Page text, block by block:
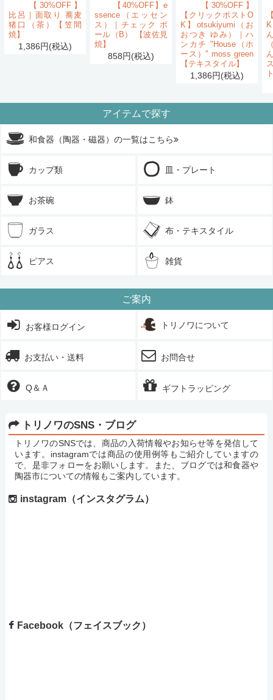
【30%OFF】
比呂｜面取り 蕎麦
猪口（茶）【笠間
焼】
1,386円(税込)
【40%OFF】e
ssence（エッセン
ス）｜チェック ボ
ール（B） 【波佐見
焼】
858円(税込)
【30%OFF】
【クリックポストO
K】otsukiyumi（お
おつき ゆみ）｜ハ
ンカチ "House（ホ
ース）" moss green
【テキスタイル】
1,386円(税込)
アイテムで探す
和食器（陶器・磁器）の一覧はこちら
カップ類 皿・プレート
お茶碗 鉢
ガラス 布・テキスタイル
ピアス 雑貨
ご案内
お客様ログイン トリノワについて
お支払い・送料 お問合せ
Q＆Ａ ギフトラッピング
トリノワのSNS・ブログ
トリノワのSNSでは、商品の入荷情報やお知らせ等を発信して
います。instagramでは商品の使用例等もご紹介していますの
で、是非フォローをお願いします。また、ブログでは和食器や
陶器市についての情報もご案内しています。
instagram（インスタグラム）
Facebook（フェイスブック）